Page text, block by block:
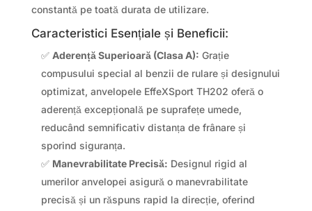
constantă pe toată durata de utilizare.
Caracteristici Esențiale și Beneficii:
✅ Aderență Superioară (Clasa A): Grație
compusului special al benzii de rulare și designului
optimizat, anvelopele EffeXSport TH202 oferă o
aderență excepțională pe suprafețe umede,
reducând semnificativ distanța de frânare și
sporind siguranța.
✅ Manevrabilitate Precisă: Designul rigid al
umerilor anvelopei asigură o manevrabilitate
precisă și un răspuns rapid la direcție, oferind